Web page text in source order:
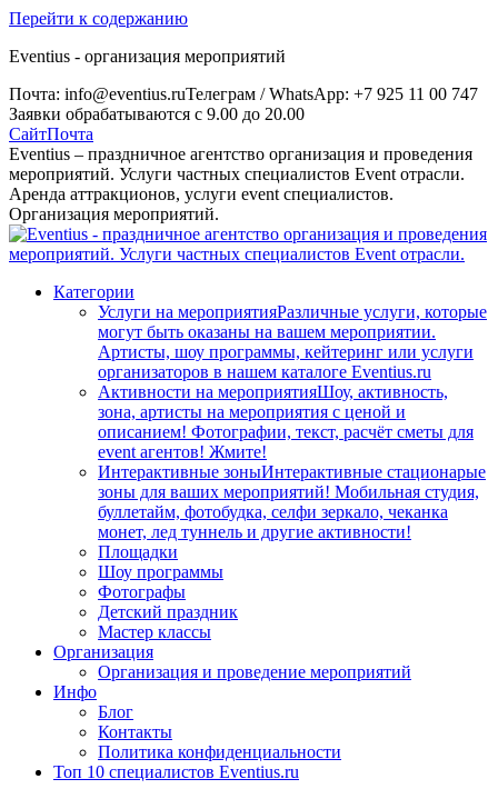
Перейти к содержанию
Eventius - организация мероприятий
Почта: info@eventius.ruТелеграм / WhatsApp: +7 925 11 00 747
Заявки обрабатываются с 9.00 до 20.00
СайтПочта
Eventius – праздничное агентство организация и проведения
мероприятий. Услуги частных специалистов Event отрасли.
Аренда аттракционов, услуги event специалистов.
Организация мероприятий.
Категории
Услуги на мероприятияРазличные услуги, которые
могут быть оказаны на вашем мероприятии.
Артисты, шоу программы, кейтеринг или услуги
организаторов в нашем каталоге Eventius.ru
Активности на мероприятияШоу, активность,
зона, артисты на мероприятия с ценой и
описанием! Фотографии, текст, расчёт сметы для
event агентов! Жмите!
Интерактивные зоныИнтерактивные стационарые
зоны для ваших мероприятий! Мобильная студия,
буллетайм, фотобудка, селфи зеркало, чеканка
монет, лед туннель и другие активности!
Площадки
Шоу программы
Фотографы
Детский праздник
Мастер классы
Организация
Организация и проведение мероприятий
Инфо
Блог
Контакты
Политика конфиденциальности
Топ 10 специалистов Eventius.ru